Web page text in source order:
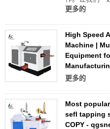
更多的
High Speed
Machine |
Equipment
更多的
Most
sefl tapping
COPY -